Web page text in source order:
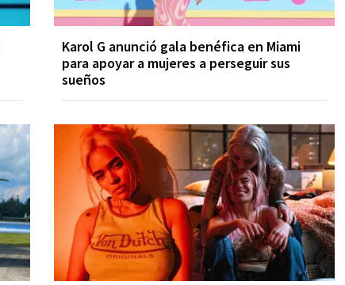
Karol G anunció gala benéfica en Miami
para apoyar a mujeres a perseguir sus
sueños